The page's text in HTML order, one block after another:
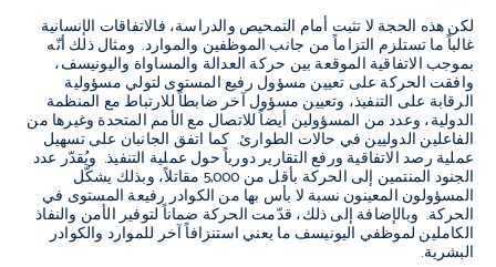
لكن هذه الحجة لا تثبت أمام التمحيص والدراسة، فالاتفاقات الإنسانية
غالباً ما تستلزم التزاماً من جانب الموظفين والموارد. ومثال ذلك أنّه
بموجب الاتفاقية الموقعة بين حركة العدالة والمساواة واليونيسف،
وافقت الحركة على تعيين مسؤول رفيع المستوى لتولي مسؤولية
الرقابة على التنفيذ، وتعيين مسؤول آخر ضابطاً للارتباط مع المنظمة
الدولية، وعدد من المسؤولين أيضاً للاتصال مع الأمم المتحدة وغيرها من
الفاعلين الدوليين في حالات الطوارئ. كما اتفق الجانبان على تسهيل
عملية رصد الاتفاقية ورفع التقارير دورياً حول عملية التنفيذ. ويُقدّر عدد
الجنود المنتمين إلى الحركة بأقل من 5,000 مقاتلاً، وبذلك يشكّل
المسؤولون المعينون نسبة لا بأس بها من الكوادر رفيعة المستوى في
الحركة. وبالإضافة إلى ذلك، قدّمت الحركة ضماناً لتوفير الأمن والنفاذ
الكاملين لموظفي اليونيسف ما يعني استنزافاً آخر للموارد والكوادر
البشرية.